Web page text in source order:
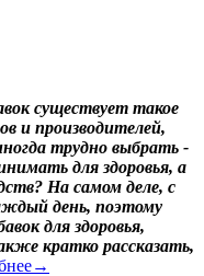
существует такое
и производителей,
трудно выбрать -
для здоровья, а
На самом деле, с
день, поэтому
для здоровья,
кратко рассказать,